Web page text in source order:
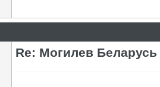
Re: Могилев Беларусь